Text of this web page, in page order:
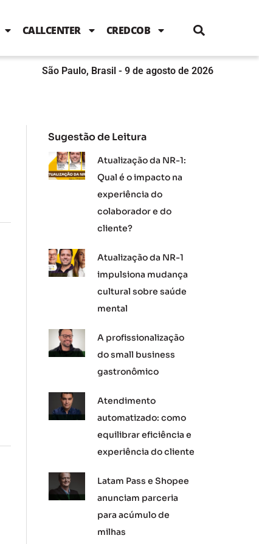
b
o
k
t
e
b
n
g
a
m
CALLCENTER CREDCOB
São Paulo, Brasil - 9 de agosto de 2026
Sugestão de Leitura
Atualização da NR-1:
Qual é o impacto na
experiência do
colaborador e do
cliente?
Atualização da NR-1
impulsiona mudança
cultural sobre saúde
mental
A profissionalização
do small business
gastronômico
Atendimento
automatizado: como
equilibrar eficiência e
experiência do cliente
Latam Pass e Shopee
anunciam parceria
para acúmulo de
milhas